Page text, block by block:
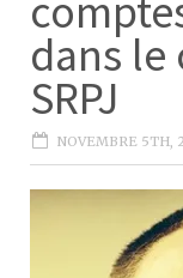
dans
SRPJ
NOVEMBRE 5TH,